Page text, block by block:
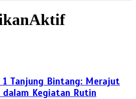
1 Tanjung Bintang: Merajut
dalam Kegiatan Rutin